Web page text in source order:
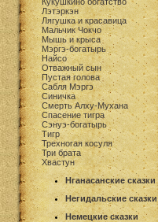
Лэтэркэн
Лягушка и красавица
Мальчик Чокчо
Мышь и крыса
Мэргэ-богатырь
Найсо
Отважный сын
Пустая голова
Сабля Мэргэ
Синичка
Смерть Алху-Мухана
Спасение тигра
Сэнуэ-богатырь
Тигр
Трехногая косуля
Три брата
Хвастун
Нганасанские сказки
Негидальские сказки
Немецкие сказки